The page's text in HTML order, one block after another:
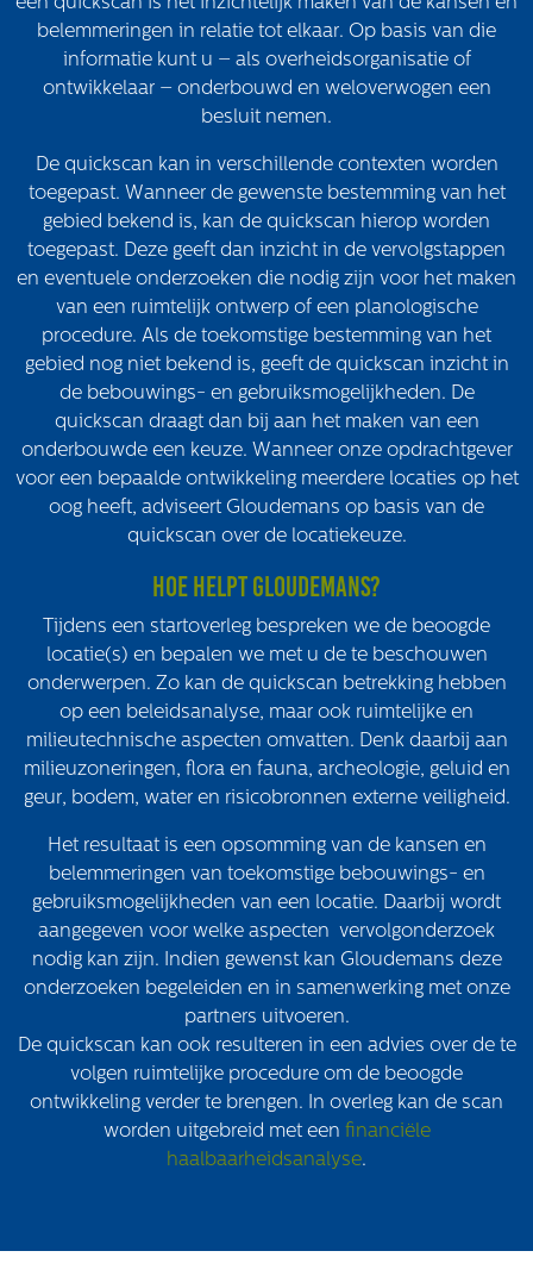
Vacatures
Contact
Proclaimer
Volg ons
Integrale aanpak gebiedsvisie
belemmeringen in relatie tot elkaar. Op basis van die
informatie kunt u – als overheidsorganisatie of
ontwikkelaar – onderbouwd en weloverwogen een
besluit nemen.
De quickscan kan in verschillende contexten worden
toegepast. Wanneer de gewenste bestemming van het
gebied bekend is, kan de quickscan hierop worden
toegepast. Deze geeft dan inzicht in de vervolgstappen
en eventuele onderzoeken die nodig zijn voor het maken
van een ruimtelijk ontwerp of een planologische
procedure. Als de toekomstige bestemming van het
gebied nog niet bekend is, geeft de quickscan inzicht in
de bebouwings- en gebruiksmogelijkheden. De
quickscan draagt dan bij aan het maken van een
onderbouwde een keuze. Wanneer onze opdrachtgever
voor een bepaalde ontwikkeling meerdere locaties op het
oog heeft, adviseert Gloudemans op basis van de
quickscan over de locatiekeuze.
Hoe helpt Gloudemans?
Tijdens een startoverleg bespreken we de beoogde
locatie(s) en bepalen we met u de te beschouwen
onderwerpen. Zo kan de quickscan betrekking hebben
op een beleidsanalyse, maar ook ruimtelijke en
milieutechnische aspecten omvatten. Denk daarbij aan
milieuzoneringen, flora en fauna, archeologie, geluid en
geur, bodem, water en risicobronnen externe veiligheid.
Het resultaat is een opsomming van de kansen en
belemmeringen van toekomstige bebouwings- en
gebruiksmogelijkheden van een locatie. Daarbij wordt
aangegeven voor welke aspecten vervolgonderzoek
nodig kan zijn. Indien gewenst kan Gloudemans deze
onderzoeken begeleiden en in samenwerking met onze
partners uitvoeren.
De quickscan kan ook resulteren in een advies over de te
volgen ruimtelijke procedure om de beoogde
ontwikkeling verder te brengen. In overleg kan de scan
worden uitgebreid met een financiële
haalbaarheidsanalyse.